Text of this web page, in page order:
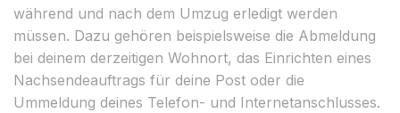
während und nach dem Umzug erledigt werden
müssen. Dazu gehören beispielsweise die Abmeldung
bei deinem derzeitigen Wohnort, das Einrichten eines
Nachsendeauftrags für deine Post oder die
Ummeldung deines Telefon- und Internetanschlusses.